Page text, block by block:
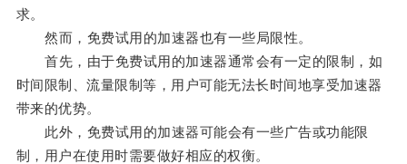
求。
然而，免费试用的加速器也有一些局限性。
首先，由于免费试用的加速器通常会有一定的限制，如
时间限制、流量限制等，用户可能无法长时间地享受加速器
带来的优势。
此外，免费试用的加速器可能会有一些广告或功能限
制，用户在使用时需要做好相应的权衡。